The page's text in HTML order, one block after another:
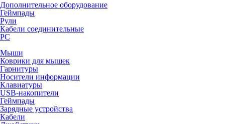
Дополнительное оборудование
Геймпады
Рули
Кабели соединительные
PC
Мыши
Коврики для мышек
Гарнитуры
Носители информации
Клавиатуры
USB-накопители
Геймпады
Зарядные устройства
Кабели